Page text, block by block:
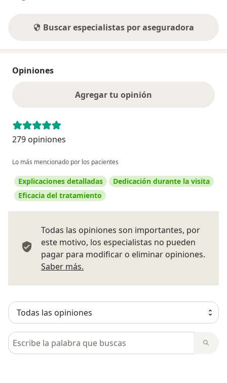
Buscar especialistas por aseguradora
Opiniones
Agregar tu opinión
279 opiniones
Lo más mencionado por los pacientes
Explicaciones detalladas
Dedicación durante la visita
Eficacia del tratamiento
Todas las opiniones son importantes, por
este motivo, los especialistas no pueden
pagar para modificar o eliminar opiniones.
Saber más.
Busca en opiniones